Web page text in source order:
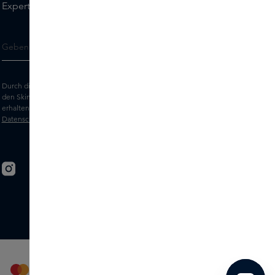
Experts.
Durch die Eingabe Ihrer E-Mail-Adresse erklären Sie sich damit einverstanden,
den Skins-Newsletter und personalisierte Marketingnachrichten per E-Mail zu
erhalten. Sehen Sie sich unsere
Datenschutz